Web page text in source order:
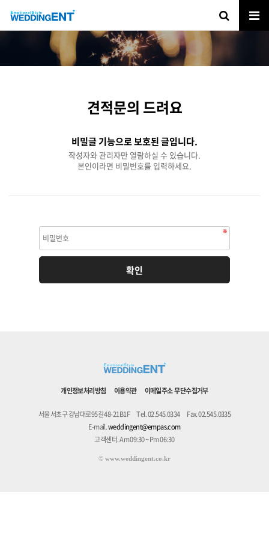
견적문의 드려요
비밀글 기능으로 보호된 글입니다.
작성자와 관리자만 열람하실 수 있습니다.
본인이라면 비밀번호를 입력하세요.
개인정보처리방침 이용약관 이메일주소 무단수집거부
서울 서초구 강남대로95길 48-21B1F Tel. 02.545.0334
Fax. 02.545.0335
E-mail.weddingent@empas.com
고객센터. Am 09:30 ~ Pm 06:30
© www.weddingent.co.kr